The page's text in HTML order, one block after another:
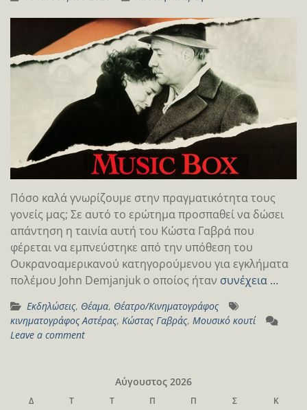
Πόσο καλά γνωρίζουμε στην πραγματικότητα τους
γονείς μας; Σε αυτό το ερώτημα προσπαθεί να δώσει
απάντηση η ταινία αυτή του Κώστα Γαβρά που
φέρεται να εμπνεύστηκε από την υπόθεση του
Ουκρανοαμερικανού κατηγορούμενου για εγκλήματα
πολέμου John Demjanjuk ο οποίος ήταν συνέχεια …
Εκδηλώσεις, Θέαμα, Θέατρο/Κινηματογράφος
κινηματογράφος Αστέρας, Κώστας Γαβράς, Μουσικό κουτί
Leave a comment
Αύγουστος 2026
Δ Τ Τ Π Π Σ
Κ